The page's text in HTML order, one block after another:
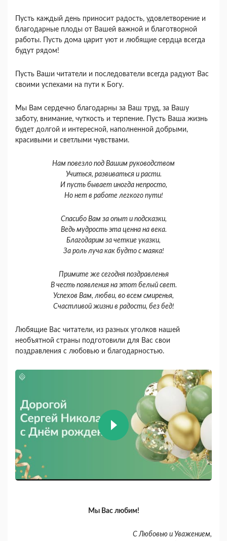
Пусть каждый день приносит радость, удовлетворение и
благодарные плоды от Вашей важной и благотворной
работы. Пусть дома царит уют и любящие сердца всегда
будут рядом!
Пусть Ваши читатели и последователи всегда радуют Вас
своими успехами на пути к Богу.
Мы Вам сердечно благодарны за Ваш труд, за Вашу
заботу, внимание, чуткость и терпение. Пусть Ваша жизнь
будет долгой и интересной, наполненной добрыми,
красивыми и светлыми чувствами.
Нам повезло под Вашим руководством
Учиться, развиваться и расти.
И пусть бывает иногда непросто,
Но нет в работе легкого пути!
Спасибо Вам за опыт и подсказки,
Ведь мудрость эта ценна на века.
Благодарим за четкие указки,
За роль луча как будто с маяка!
Примите же сегодня поздравленья
В честь появления на этот белый свет.
Успехов Вам, любви, во всем смиренья,
Счастливой жизни в радости, без бед!
Любящие Вас читатели, из разных уголков нашей
необъятной страны подготовили для Вас свои
поздравления с любовью и благодарностью.
Мы Вас любим!
С Любовью и Уважением,